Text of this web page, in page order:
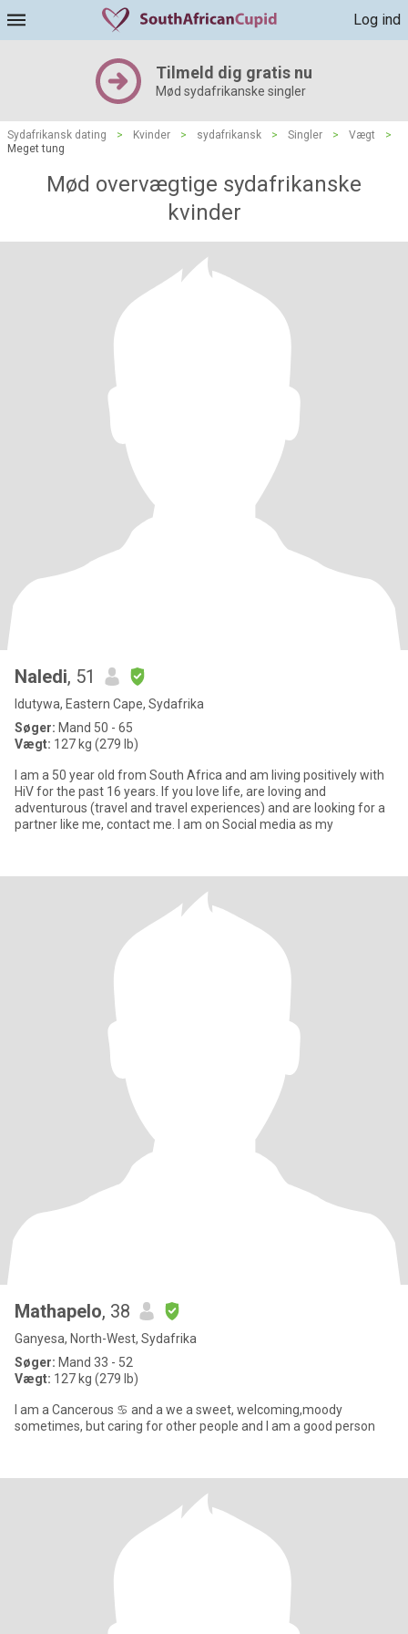
Log ind
Tilmeld dig gratis nu
Mød sydafrikanske singler
Sydafrikansk dating > Kvinder > sydafrikansk > Singler > Vægt
>
Meget tung
Mød overvægtige sydafrikanske
kvinder
Naledi, 51
Idutywa, Eastern Cape, Sydafrika
Søger: Mand 50 - 65
Vægt: 127 kg (279 lb)
I am a 50 year old from South Africa and am living positively with
HiV for the past 16 years. If you love life, are loving and
adventurous (travel and travel experiences) and are looking for a
partner like me, contact me. I am on Social media as my
Mathapelo, 38
Ganyesa, North-West, Sydafrika
Søger: Mand 33 - 52
Vægt: 127 kg (279 lb)
I am a Cancerous ♋ and a we a sweet, welcoming,moody
sometimes, but caring for other people and I am a good person